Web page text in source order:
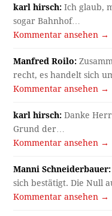
karl hirsch: Ich glaub,
sogar Bahnhof…
Kommentar ansehen →
Manfred Roilo:
recht, es handelt sich
Kommentar ansehen →
karl hirsch: Danke
Grund der…
Kommentar ansehen →
Manni Schneiderbauer:
sich bestätigt. Die Null
Kommentar ansehen →